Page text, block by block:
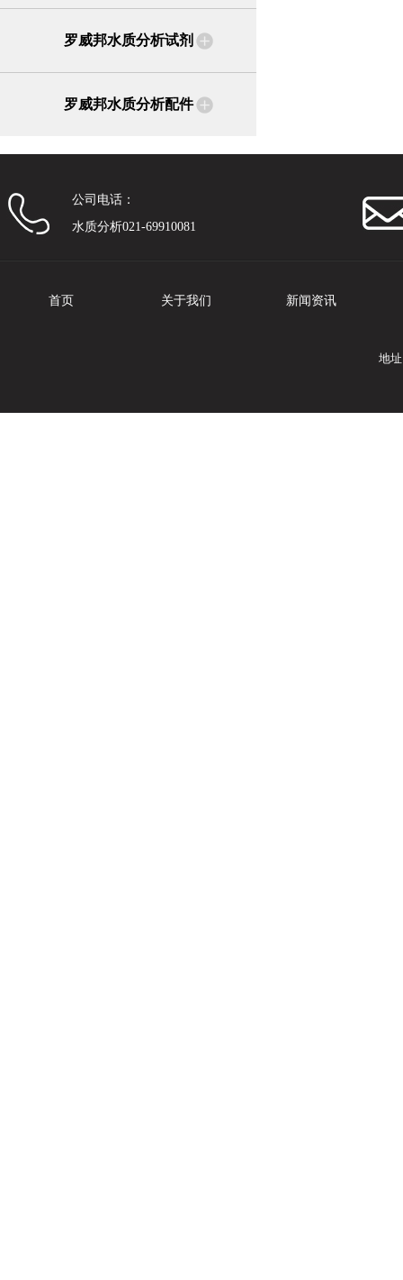
罗威邦水质分析试剂
罗威邦水质分析配件
公司电话：
水质分析021-69910081
首页 关于我们 新闻资讯
地